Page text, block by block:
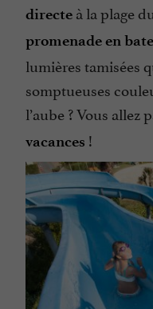
directe à la plage
promenade en
lumières tamisées
somptueuses
l’aube ? Vous allez
vacances !